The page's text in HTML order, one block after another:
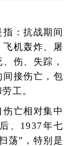
：抗战期间
机轰炸、屠
伤、失踪，
间接伤亡，包
工。
亡相对集中
、1937年七
荡”，特别是